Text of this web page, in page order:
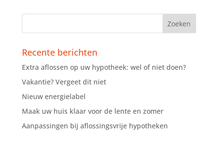
Recente berichten
Extra aflossen op uw hypotheek: wel of niet doen?
Vakantie? Vergeet dit niet
Nieuw energielabel
Maak uw huis klaar voor de lente en zomer
Aanpassingen bij aflossingsvrije hypotheken